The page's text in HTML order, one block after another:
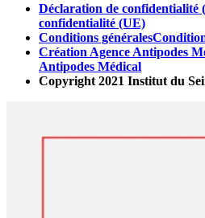
Déclaration de confidentialité
confidentialité (UE)
Conditions générales
Création Agence Antipodes
Antipodes Médical
Copyright 2021 Institut du